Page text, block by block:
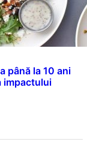
până la 10 ani
impactului